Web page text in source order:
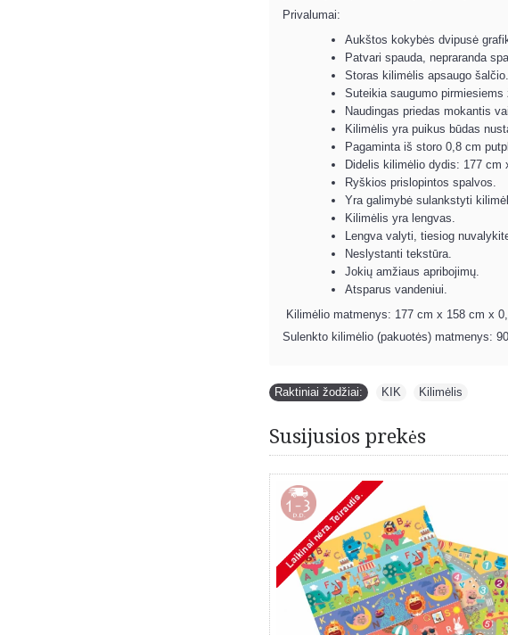
Privalumai:
Aukštos kokybės dvipusė
Patvari spauda, ​​nepraranda
Storas kilimėlis apsaugo šalčio.
Suteikia saugumo
Naudingas priedas mokantis
Kilimėlis yra puikus būdas
Pagaminta iš storo 0,8 cm
Didelis kilimėlio dydis: 177 cm
Ryškios prislopintos spalvos.
Yra galimybė sulankstyti
Kilimėlis yra lengvas.
Lengva valyti, tiesiog
Neslystanti tekstūra.
Jokių amžiaus apribojimų.
Atsparus vandeniui.
Kilimėlio matmenys: 177 cm x 158 cm x
Sulenkto kilimėlio (pakuotės) matmenys:
Raktiniai žodžiai: KIK Kilimėlis
Susijusios prekės